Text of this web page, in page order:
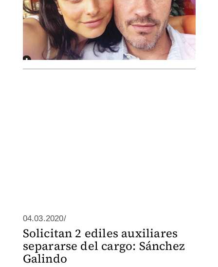
04.03.2020/
Solicitan 2 ediles auxiliares
separarse del cargo: Sánchez
Galindo